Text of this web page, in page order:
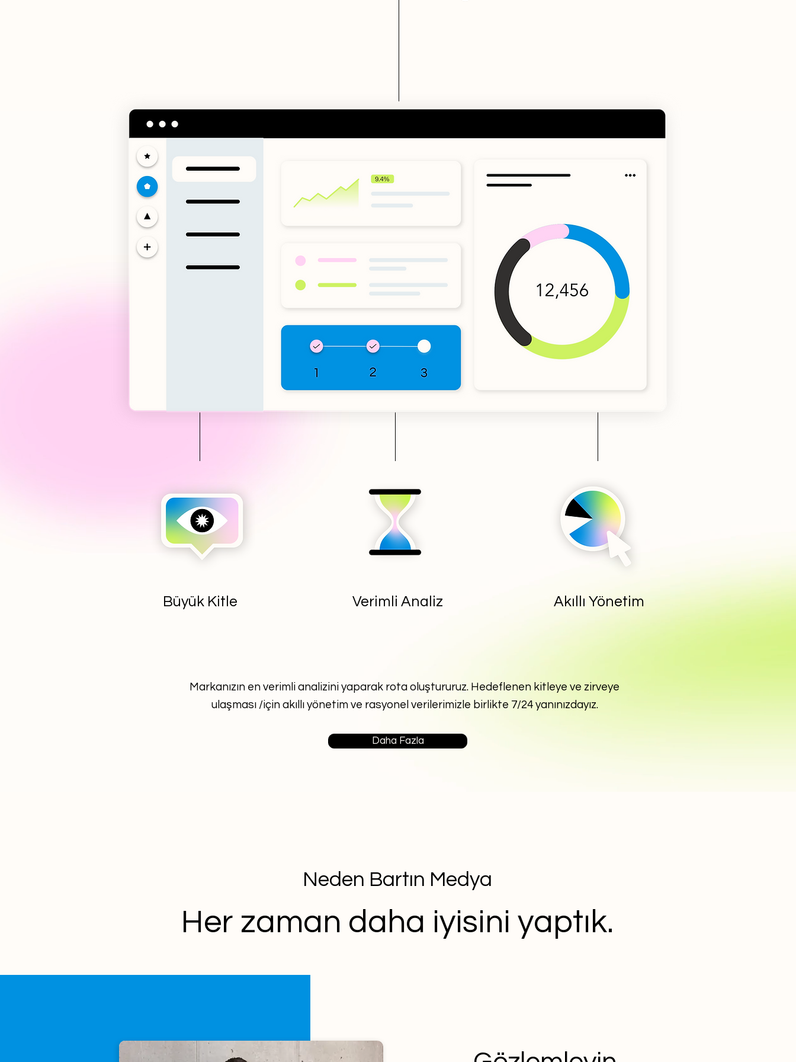
Büyük Kitle Verimli Analiz Akıllı Yönetim
Markanızın en verimli analizini yaparak rota oluştururuz. Hedeflenen kitleye ve zirveye
ulaşması /için akıllı yönetim ve rasyonel verilerimizle birlikte 7/24 yanınızdayız.
Daha Fazla
Neden Bartın Medya
Her zaman daha iyisini yaptık.